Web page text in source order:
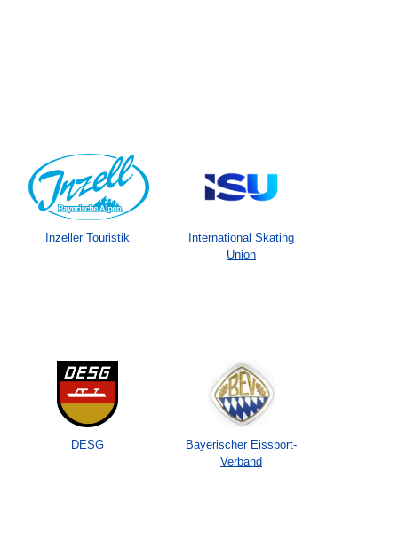
Inzeller Touristik
International Skating
Union
DESG
Bayerischer Eissport-
Verband